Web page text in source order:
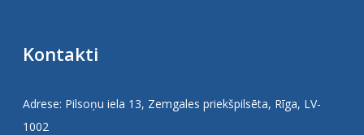
Kontakti
Adrese: Pilsoņu iela 13, Zemgales priekšpilsēta, Rīga, LV-
1002